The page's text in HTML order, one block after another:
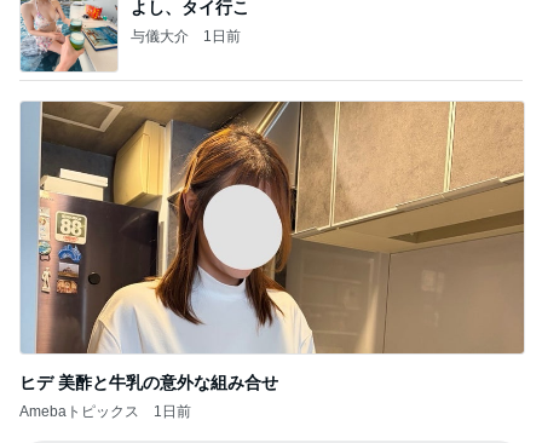
よし、タイ行こ
与儀大介 1日前
ヒデ 美酢と牛乳の意外な組み合せ
Amebaトピックス 1日前